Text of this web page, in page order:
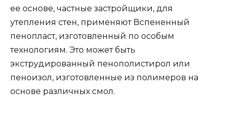
ее основе, частные застройщики, для
утепления стен, применяют Вспененный
пенопласт, изготовленный по особым
технологиям. Это может быть
экструдированный пенополистирол или
пеноизол, изготовленные из полимеров на
основе различных смол.